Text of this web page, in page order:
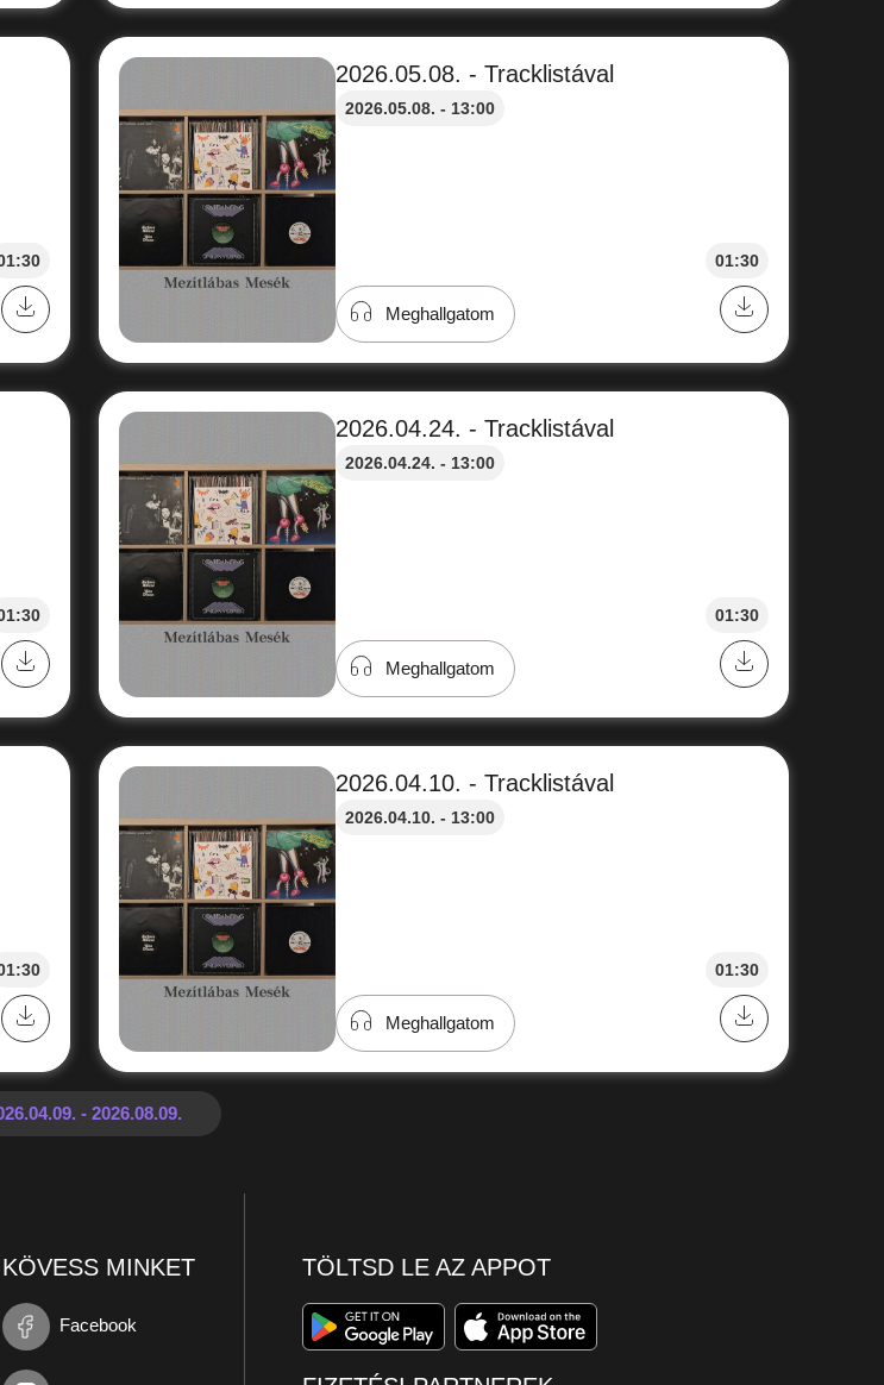
2026.05.08. - Tracklistával
2026.05.08. - 13:00
01:30
Meghallgatom
2026.04.24. - Tracklistával
2026.04.24. - 13:00
01:30
Meghallgatom
2026.04.10. - Tracklistával
2026.04.10. - 13:00
01:30
Meghallgatom
KÖVESS MINKET
Facebook
TÖLTSD LE AZ APPOT